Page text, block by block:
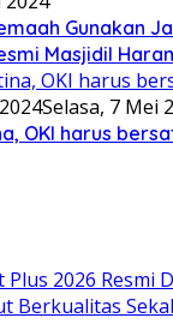
Gunakan
Masjidil
Selasa, 7 Mei
OKI harus